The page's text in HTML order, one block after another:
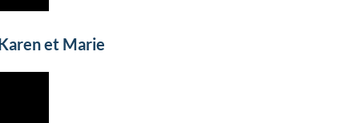
et Marie